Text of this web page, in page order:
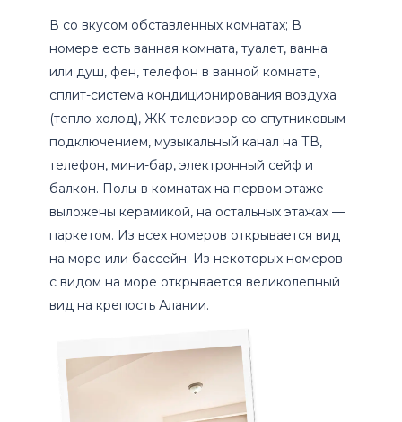
В со вкусом обставленных комнатах; В
номере есть ванная комната, туалет, ванна
или душ, фен, телефон в ванной комнате,
сплит-система кондиционирования воздуха
(тепло-холод), ЖК-телевизор со спутниковым
подключением, музыкальный канал на ТВ,
телефон, мини-бар, электронный сейф и
балкон. Полы в комнатах на первом этаже
выложены керамикой, на остальных этажах —
паркетом. Из всех номеров открывается вид
на море или бассейн. Из некоторых номеров
с видом на море открывается великолепный
вид на крепость Алании.